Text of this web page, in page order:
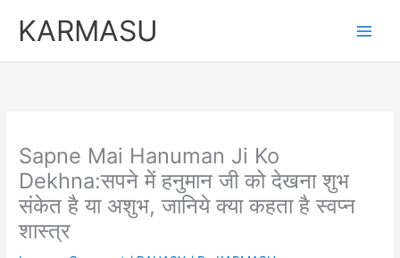
KARMASU
Sapne Mai Hanuman Ji Ko
Dekhna:सपने में हनुमान जी को देखना शुभ
संकेत है या अशुभ, जानिये क्या कहता है स्वप्न
शास्त्र